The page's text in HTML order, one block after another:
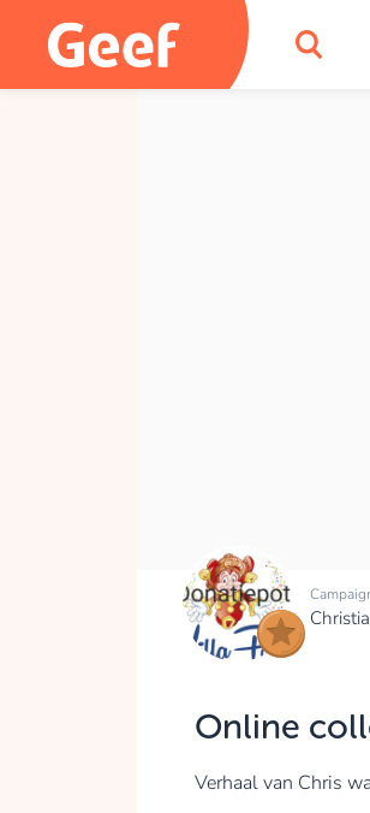
Online
Verhaal van Chris